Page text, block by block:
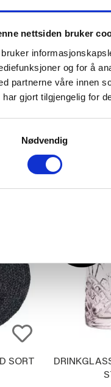
nettsiden bruker
og for å
partnerne våre innen
har gjort tilgjengelig for
Nødvendig
SORT